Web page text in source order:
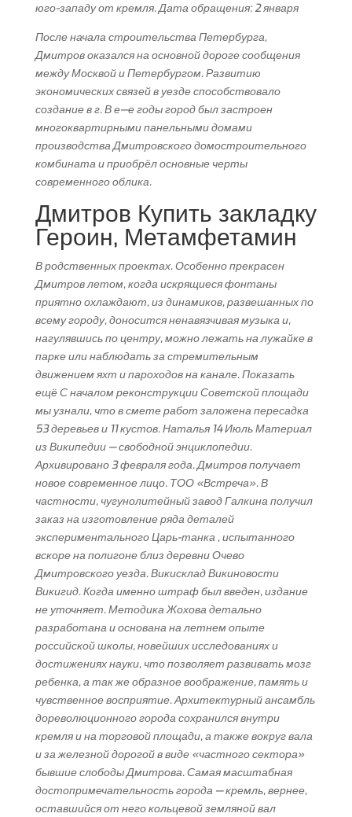
юго-западу от кремля. Дата обращения: 2 января
После начала строительства Петербурга,
Дмитров оказался на основной дороге сообщения
между Москвой и Петербургом. Развитию
экономических связей в уезде способствовало
создание в г. В е—е годы город был застроен
многоквартирными панельными домами
производства Дмитровского домостроительного
комбината и приобрёл основные черты
современного облика.
Дмитров Купить закладку
Героин, Метамфетамин
В родственных проектах. Особенно прекрасен
Дмитров летом, когда искрящиеся фонтаны
приятно охлаждают, из динамиков, развешанных по
всему городу, доносится ненавязчивая музыка и,
нагулявшись по центру, можно лежать на лужайке в
парке или наблюдать за стремительным
движением яхт и пароходов на канале. Показать
ещё С началом реконструкции Советской площади
мы узнали, что в смете работ заложена пересадка
53 деревьев и 11 кустов. Наталья 14 Июль Материал
из Википедии — свободной энциклопедии.
Архивировано 3 февраля года. Дмитров получает
новое современное лицо. ТОО «Встреча». В
частности, чугунолитейный завод Галкина получил
заказ на изготовление ряда деталей
экспериментального Царь-танка , испытанного
вскоре на полигоне близ деревни Очево
Дмитровского уезда. Викисклад Викиновости
Викигид. Когда именно штраф был введен, издание
не уточняет. Методика Жохова детально
разработана и основана на летнем опыте
российской школы, новейших исследованиях и
достижениях науки, что позволяет развивать мозг
ребенка, а так же образное воображение, память и
чувственное восприятие. Архитектурный ансамбль
дореволюционного города сохранился внутри
кремля и на торговой площади, а также вокруг вала
и за железной дорогой в виде «частного сектора»
бывшие слободы Дмитрова. Самая масштабная
достопримечательность города — кремль, вернее,
оставшийся от него кольцевой земляной вал